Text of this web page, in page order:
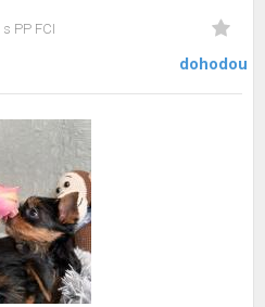
s PP FCI
dohodou